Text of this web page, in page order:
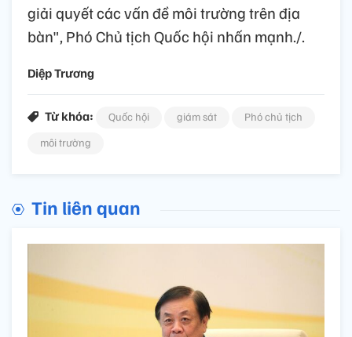
giải quyết các vấn đề môi trường trên địa
bàn", Phó Chủ tịch Quốc hội nhấn mạnh./.
Diệp Trương
Từ khóa: Quốc hội giám sát
Phó chủ tịch
môi trường
Tin liên quan